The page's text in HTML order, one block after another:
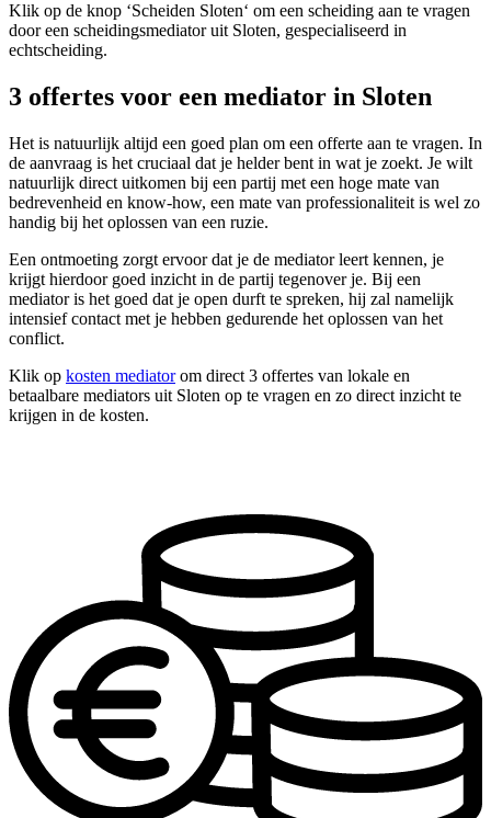
Klik op de knop ‘Scheiden Sloten‘ om een scheiding aan te vragen
door een scheidingsmediator uit Sloten, gespecialiseerd in
echtscheiding.
3 offertes voor een mediator in Sloten
Het is natuurlijk altijd een goed plan om een offerte aan te vragen. In
de aanvraag is het cruciaal dat je helder bent in wat je zoekt. Je wilt
natuurlijk direct uitkomen bij een partij met een hoge mate van
bedrevenheid en know-how, een mate van professionaliteit is wel zo
handig bij het oplossen van een ruzie.
Een ontmoeting zorgt ervoor dat je de mediator leert kennen, je
krijgt hierdoor goed inzicht in de partij tegenover je. Bij een
mediator is het goed dat je open durft te spreken, hij zal namelijk
intensief contact met je hebben gedurende het oplossen van het
conflict.
Klik op kosten mediatorom direct 3 offertes van lokale en
betaalbare mediators uit Sloten op te vragen en zo direct inzicht te
krijgen in de kosten.